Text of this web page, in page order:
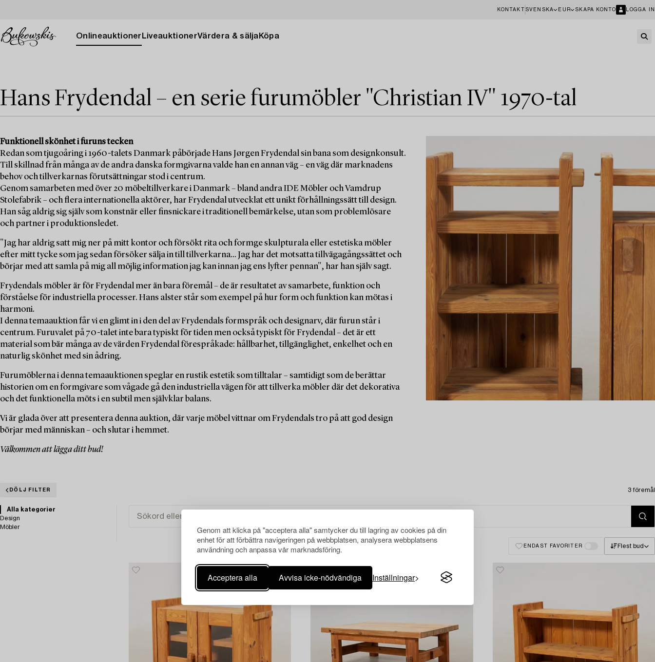
Genom att klicka på "acceptera alla" samtycker du till lagring av cookies på din
enhet för att förbättra navigeringen på webbplatsen, analysera webbplatsens
användning och anpassa vår marknadsföring.
Acceptera alla Avvisa icke-nödvändiga Inställningar
KONTAKT SVENSKA EUR SKAPA KONTO LOGGA IN
Onlineauktioner LiveauktionerVärdera & sälja Köpa
Hans Frydendal – en serie furumöbler "Christian IV" 1970-tal
Funktionell skönhet i furuns tecken
Redan som tjugoåring i 1960-talets Danmark påbörjade Hans Jørgen Frydendal sin bana som designkonsult.
Till skillnad från många av de andra danska formgivarna valde han en annan väg – en väg där marknadens
behov och tillverkarnas förutsättningar stod i centrum.
Genom samarbeten med över 20 möbeltillverkare i Danmark – bland andra IDE Möbler och Vamdrup
Stolefabrik – och flera internationella aktörer, har Frydendal utvecklat ett unikt förhållningssätt till design.
Han såg aldrig sig själv som konstnär eller finsnickare i traditionell bemärkelse, utan som problemlösare
och partner i produktionsledet.
"Jag har aldrig satt mig ner på mitt kontor och försökt rita och formge skulpturala eller estetiska möbler
efter mitt tycke som jag sedan försöker sälja in till tillverkarna... Jag har det motsatta tillvägagångssättet och
börjar med att samla på mig all möjlig information jag kan innan jag ens lyfter pennan", har han själv sagt.
Frydendals möbler är för Frydendal mer än bara föremål – de är resultatet av samarbete, funktion och
förståelse för industriella processer. Hans alster står som exempel på hur form och funktion kan mötas i
harmoni.
I denna temaauktion får vi en glimt in i den del av Frydendals formspråk och designarv, där furun står i
centrum. Furuvalet på 70-talet inte bara typiskt för tiden men också typiskt för Frydendal – det är ett
material som bär många av de värden Frydendal förespråkade: hållbarhet, tillgänglighet, enkelhet och en
naturlig skönhet med sin ådring.
Furumöblerna i denna temaauktionen speglar en rustik estetik som tilltalar – samtidigt som de berättar
historien om en formgivare som vågade gå den industriella vägen för att tillverka möbler där det dekorativa
och det funktionella möts i en subtil men självklar balans.
Vi är glada över att presentera denna auktion, där varje möbel vittnar om Frydendals tro på att god design
börjar med människan – och slutar i hemmet.
Välkommen att lägga ditt bud!
DÖLJ FILTER 3 föremål
Alla kategorier
Design
Möbler
ENDAST FAVORITER Flest bud